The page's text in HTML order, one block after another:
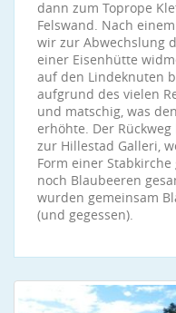
dann zum Toprope
Felswand. Nach
wir zur Abwechslung
einer Eisenhütte
auf den Lindeknuten
aufgrund des vielen
und matschig, was
erhöhte. Der
zur Hillestad Galleri,
Form einer
noch Blaubeeren
wurden gemeinsam
(und gegessen).